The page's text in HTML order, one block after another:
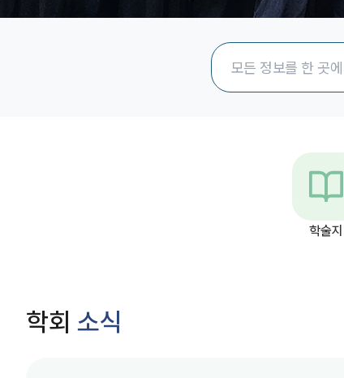
학술지
학회 소식